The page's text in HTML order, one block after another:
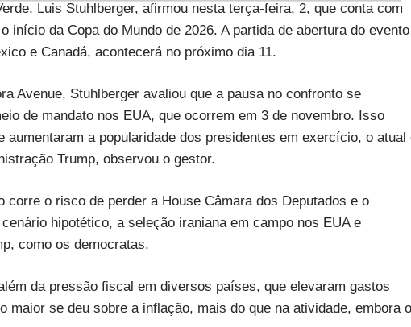
Luis Stuhlberger, afirmou nesta terça-feira, 2, que conta com
início da Copa do Mundo de 2026. A partida de abertura do evento
e Canadá, acontecerá no próximo dia 11.
Avenue, Stuhlberger avaliou que a pausa no confronto se
de mandato nos EUA, que ocorrem em 3 de novembro. Isso
a popularidade dos presidentes em exercício, o atual
Trump, observou o gestor.
corre o risco de perder a House Câmara dos Deputados e o
hipotético, a seleção iraniana em campo nos EUA e
como os democratas.
da pressão fiscal em diversos países, que elevaram gastos
maior se deu sobre a inflação, mais do que na atividade, embora o